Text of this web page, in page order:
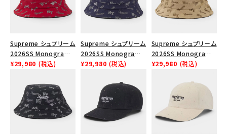
Supreme シュプリーム
2026SS Monogram
Crusher Hat モノグラ
レッド
¥29,980 (税込)
Supreme シュプリーム
2026SS Monogram
Crusher Hat モノグラ
ネイビー
¥29,980 (税込)
Supreme シュプリーム
2026SS Monogram
Crusher Hat モノグラ
¥29,980 (税込)